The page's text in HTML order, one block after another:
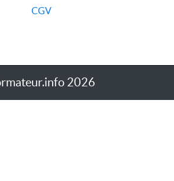
CGV
2026